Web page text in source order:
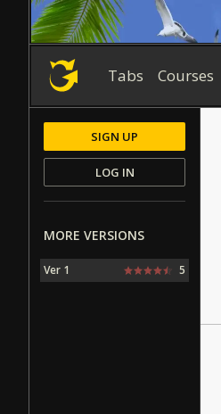
Tabs Courses
SIGN UP
LOG IN
MORE VERSIONS
Ver 1 5